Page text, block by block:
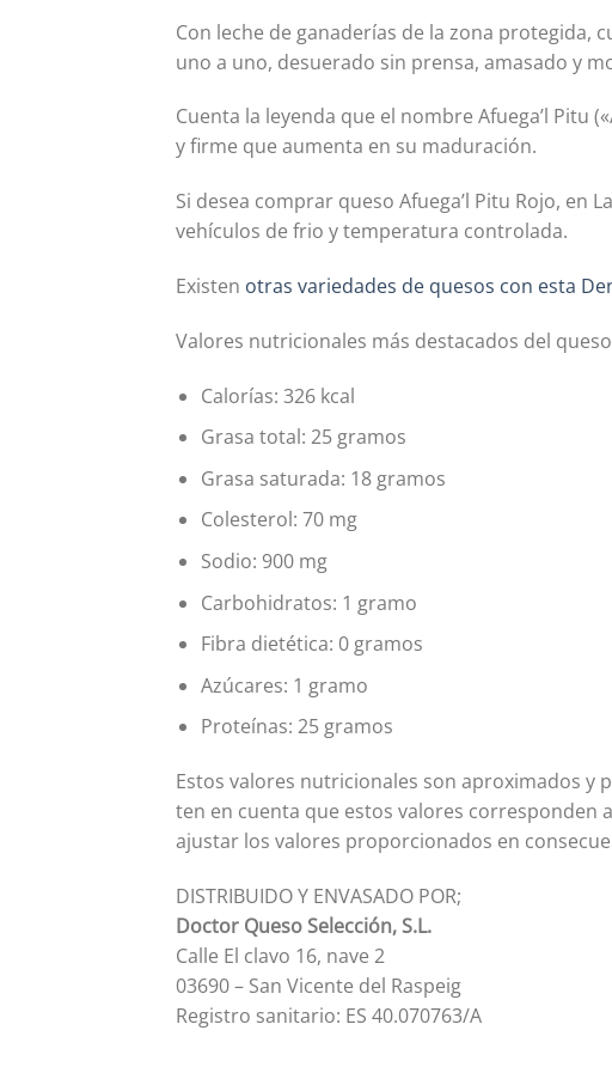
Con leche de ganaderías de la zona protegida,
uno a uno, desuerado sin prensa, amasado y
Cuenta la leyenda que el nombre Afuega’l
y firme que aumenta en su maduración.
Si desea comprar queso Afuega’l Pitu Rojo, en
vehículos de frio y temperatura controlada.
Existen otras variedades de quesos con esta
Valores nutricionales más destacados del
Calorías: 326 kcal
Grasa total: 25 gramos
Grasa saturada: 18 gramos
Colesterol: 70 mg
Sodio: 900 mg
Carbohidratos: 1 gramo
Fibra dietética: 0 gramos
Azúcares: 1 gramo
Proteínas: 25 gramos
Estos valores nutricionales son aproximados y
ten en cuenta que estos valores corresponden
ajustar los valores proporcionados en
DISTRIBUIDO Y ENVASADO POR;
Doctor Queso Selección, S.L.
Calle El clavo 16, nave 2
03690 – San Vicente del Raspeig
Registro sanitario: ES 40.070763/A